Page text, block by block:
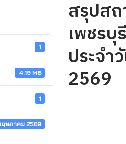
1
4.19 MB
1
ฤษภาคม 2569
สรุปส
เพชรบุ
ประจ
2569